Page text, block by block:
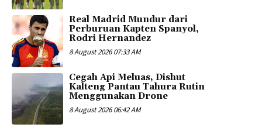
Real Madrid Mundur dari
Perburuan Kapten Spanyol,
Rodri Hernandez
8 August 2026 07:33 AM
Cegah Api Meluas, Dishut
Kalteng Pantau Tahura Rutin
Menggunakan Drone
8 August 2026 06:42 AM